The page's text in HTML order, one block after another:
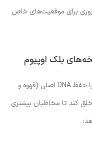
برای موقعیت‌های خاص
بلک اوپیوم
موفقیت نسخه اولیه، YSL را بر آن داشت تا با حفظ DNA اصلی (قهوه و
کند تا مخاطبان بیشتری